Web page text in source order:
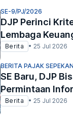
SE-9/PJ/2026
DJP Perinci
Lembaga
Berita • 25 Jul 2026
BERITA PAJAK SEPEKAN
SE Baru, DJP
Permintaan
Berita • 25 Jul 2026